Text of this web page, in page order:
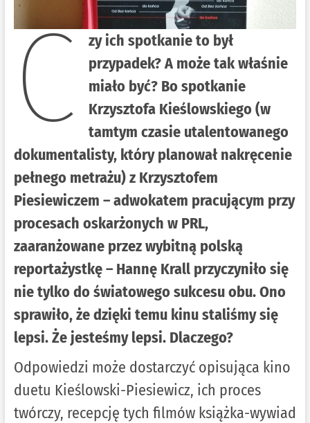
C
zy ich spotkanie to był
przypadek? A może tak właśnie
miało być? Bo spotkanie
Krzysztofa Kieślowskiego (w
tamtym czasie utalentowanego
dokumentalisty, który planował nakręcenie
pełnego metrażu) z Krzysztofem
Piesiewiczem – adwokatem pracującym przy
procesach oskarżonych w PRL,
zaaranżowane przez wybitną polską
reportażystkę – Hannę Krall przyczyniło się
nie tylko do światowego sukcesu obu. Ono
sprawiło, że dzięki temu kinu staliśmy się
lepsi. Że jesteśmy lepsi. Dlaczego?
Odpowiedzi może dostarczyć opisująca kino
duetu Kieślowski-Piesiewicz, ich proces
twórczy, recepcję tych filmów książka-wywiad